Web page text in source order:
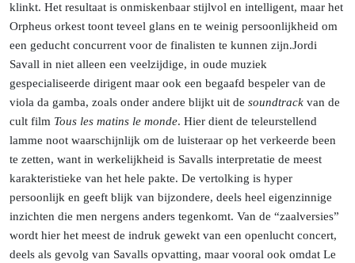
klinkt. Het resultaat is onmiskenbaar stijlvol en intelligent, maar het
Orpheus orkest toont teveel glans en te weinig persoonlijkheid om
een geducht concurrent voor de finalisten te kunnen zijn.Jordi
Savall in niet alleen een veelzijdige, in oude muziek
gespecialiseerde dirigent maar ook een begaafd bespeler van de
viola da gamba, zoals onder andere blijkt uit de soundtrack van de
cult film Tous les matins le monde. Hier dient de teleurstellend
lamme noot waarschijnlijk om de luisteraar op het verkeerde been
te zetten, want in werkelijkheid is Savalls interpretatie de meest
karakteristieke van het hele pakte. De vertolking is hyper
persoonlijk en geeft blijk van bijzondere, deels heel eigenzinnige
inzichten die men nergens anders tegenkomt. Van de “zaalversies”
wordt hier het meest de indruk gewekt van een openlucht concert,
deels als gevolg van Savalls opvatting, maar vooral ook omdat Le